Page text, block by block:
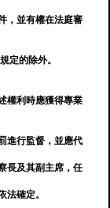
，並有權在法庭審
定的除外。
權利時應獲得專業
進行監督，並應代
長及其副主席，任
法確定。